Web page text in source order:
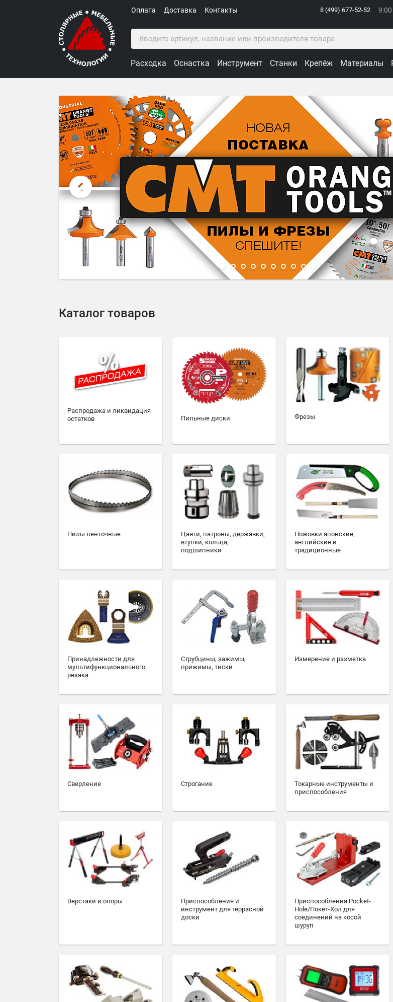
Оплата Доставка Контакты 8 (499) 677-52-52
Расходка Оснастка Инструмент Станки Крепёж Материалы
Столярные Мебельные Технологии
1 2 3 4 5 6 7 8 10
Каталог товаров
Распродажа и ликвидация
остатков
Пильные диски Фрезы
Пилы ленточные
Цанги, патроны, державки,
втулки, кольца,
подшипники
Ножовки японские,
английские и
традиционные
Принадлежности для
мультифункционального
резака
Струбцины, зажимы,
прижимы, тиски
Измерение и разметка
Сверление Строгание
Токарные инструменты и
приспособления
Верстаки и опоры
Приспособления и
инструмент для террасной
доски
Приспособления Pocket-
Hole/Покет-Хол для
соединений на косой
шуруп